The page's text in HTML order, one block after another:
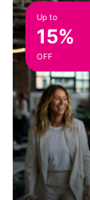
Up to
15%
OFF